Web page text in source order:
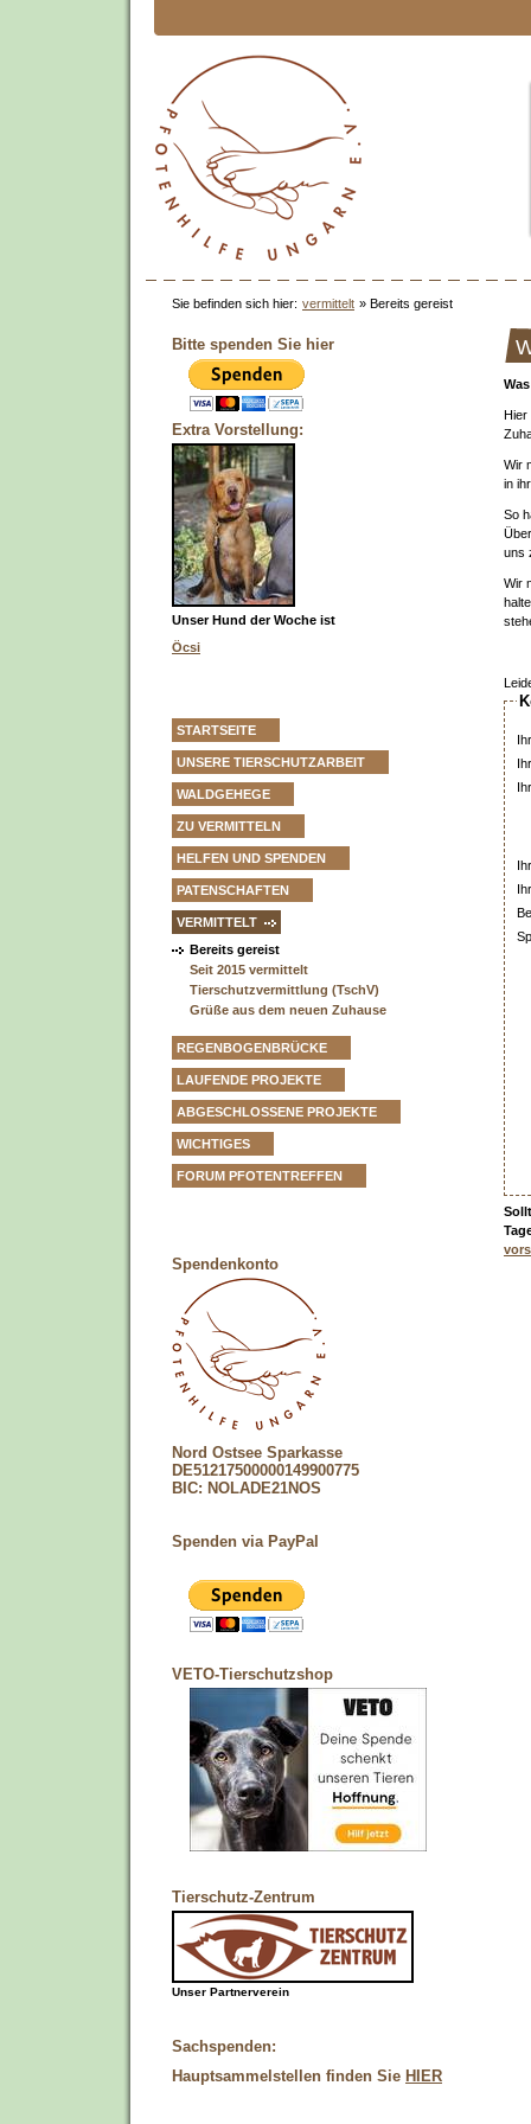
Sie befinden sich hier: vermittelt » Bereits gereist
Bitte spenden Sie hier
Extra Vorstellung:
Unser Hund der Woche ist
Öcsi
STARTSEITE
UNSERE TIERSCHUTZARBEIT
WALDGEHEGE
ZU VERMITTELN
HELFEN UND SPENDEN
PATENSCHAFTEN
VERMITTELT
Bereits gereist
Seit 2015 vermittelt
Tierschutzvermittlung (TschV)
Grüße aus dem neuen Zuhause
REGENBOGENBRÜCKE
LAUFENDE PROJEKTE
ABGESCHLOSSENE PROJEKTE
WICHTIGES
FORUM PFOTENTREFFEN
Spendenkonto
Nord Ostsee Sparkasse
DE51217500000149900775
BIC: NOLADE21NOS
Spenden via PayPal
VETO-Tierschutzshop
Tierschutz-Zentrum
Unser Partnerverein
Sachspenden:
Hauptsammelstellen finden Sie HIER
Hier
Wir
in
So
uns
Wir